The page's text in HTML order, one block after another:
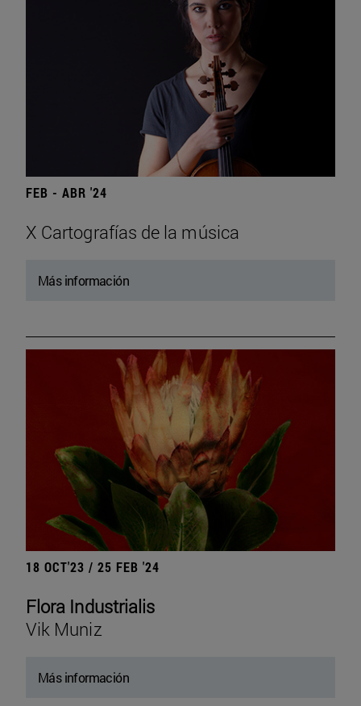
FEB - ABR '24
X Cartografías de la música
Más información
18 OCT'23 / 25 FEB '24
Flora Industrialis
Vik Muniz
Más información